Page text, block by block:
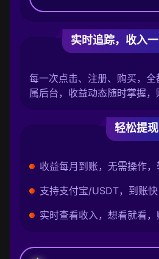
实时追踪，收入一
每一次点击、注册、购买，
属后台，收益动态随时掌握，
轻松提现
收益每月到账，无需操作
支持支付宝/USDT，到账
实时查看收入，想看就看